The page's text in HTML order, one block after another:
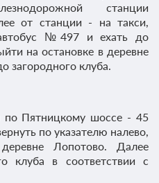
станции
от станции - на такси,
№497 и ехать до
на остановке в деревне
загородного клуба.
по Пятницкому шоссе - 45
по указателю налево,
Лопотово. Далее
клуба в соответствии с